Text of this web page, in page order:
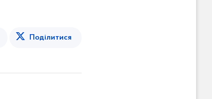
Поділитися